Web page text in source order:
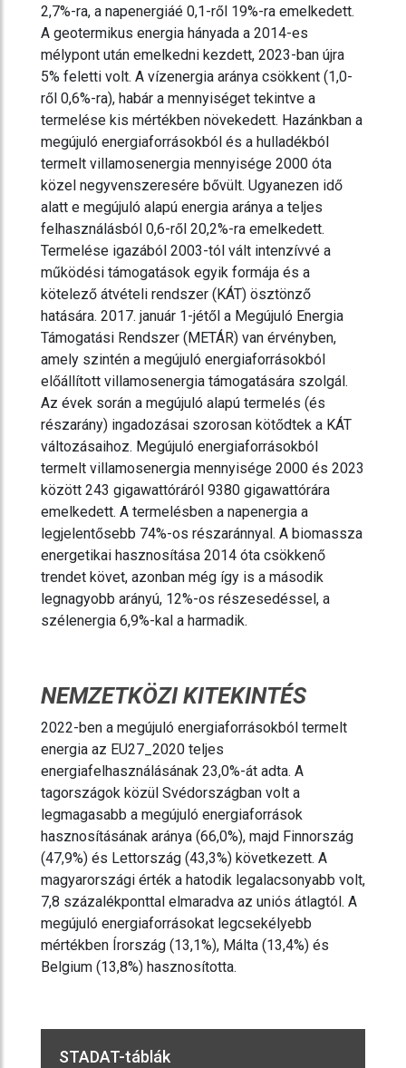
2,7%-ra, a napenergiáé 0,1-ről 19%-ra emelkedett.
A geotermikus energia hányada a 2014-es
mélypont után emelkedni kezdett, 2023-ban újra
5% feletti volt. A vízenergia aránya csökkent (1,0-
ről 0,6%-ra), habár a mennyiséget tekintve a
termelése kis mértékben növekedett. Hazánkban a
megújuló energiaforrásokból és a hulladékból
termelt villamosenergia mennyisége 2000 óta
közel negyvenszeresére bővült. Ugyanezen idő
alatt e megújuló alapú energia aránya a teljes
felhasználásból 0,6-ről 20,2%-ra emelkedett.
Termelése igazából 2003-tól vált intenzívvé a
működési támogatások egyik formája és a
kötelező átvételi rendszer (KÁT) ösztönző
hatására. 2017. január 1-jétől a Megújuló Energia
Támogatási Rendszer (METÁR) van érvényben,
amely szintén a megújuló energiaforrásokból
előállított villamosenergia támogatására szolgál.
Az évek során a megújuló alapú termelés (és
részarány) ingadozásai szorosan kötődtek a KÁT
változásaihoz. Megújuló energiaforrásokból
termelt villamosenergia mennyisége 2000 és 2023
között 243 gigawattóráról 9380 gigawattórára
emelkedett. A termelésben a napenergia a
legjelentősebb 74%-os részaránnyal. A biomassza
energetikai hasznosítása 2014 óta csökkenő
trendet követ, azonban még így is a második
legnagyobb arányú, 12%-os részesedéssel, a
szélenergia 6,9%-kal a harmadik.
NEMZETKÖZI KITEKINTÉS
2022-ben a megújuló energiaforrásokból termelt
energia az EU27_2020 teljes
energiafelhasználásának 23,0%-át adta. A
tagországok közül Svédországban volt a
legmagasabb a megújuló energiaforrások
hasznosításának aránya (66,0%), majd Finnország
(47,9%) és Lettország (43,3%) következett. A
magyarországi érték a hatodik legalacsonyabb volt,
7,8 százalékponttal elmaradva az uniós átlagtól. A
megújuló energiaforrásokat legcsekélyebb
mértékben Írország (13,1%), Málta (13,4%) és
Belgium (13,8%) hasznosította.
STADAT-táblák